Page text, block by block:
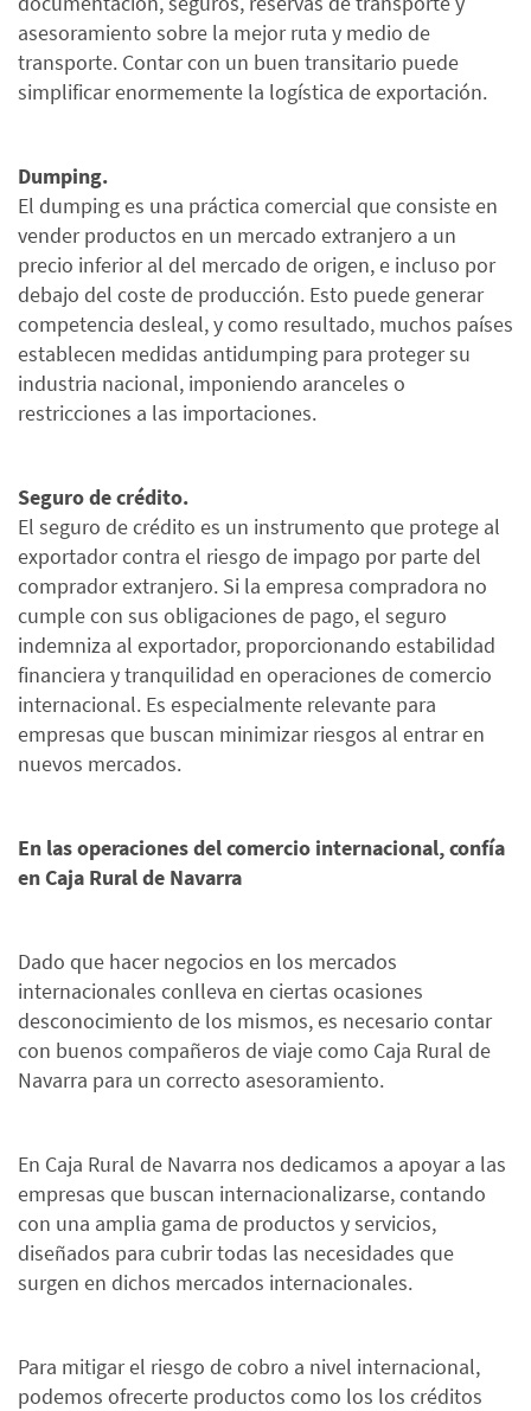
asesoramiento sobre la mejor ruta y medio de
transporte. Contar con un buen transitario puede
simplificar enormemente la logística de exportación.
Dumping.
El dumping es una práctica comercial que consiste en
vender productos en un mercado extranjero a un
precio inferior al del mercado de origen, e incluso por
debajo del coste de producción. Esto puede generar
competencia desleal, y como resultado, muchos países
establecen medidas antidumping para proteger su
industria nacional, imponiendo aranceles o
restricciones a las importaciones.
Seguro de crédito.
El seguro de crédito es un instrumento que protege al
exportador contra el riesgo de impago por parte del
comprador extranjero. Si la empresa compradora no
cumple con sus obligaciones de pago, el seguro
indemniza al exportador, proporcionando estabilidad
financiera y tranquilidad en operaciones de comercio
internacional. Es especialmente relevante para
empresas que buscan minimizar riesgos al entrar en
nuevos mercados.
En las operaciones del comercio internacional, confía
en Caja Rural de Navarra
Dado que hacer negocios en los mercados
internacionales conlleva en ciertas ocasiones
desconocimiento de los mismos, es necesario contar
con buenos compañeros de viaje como Caja Rural de
Navarra para un correcto asesoramiento.
En Caja Rural de Navarra nos dedicamos a apoyar a las
empresas que buscan internacionalizarse, contando
con una amplia gama de productos y servicios,
diseñados para cubrir todas las necesidades que
surgen en dichos mercados internacionales.
Para mitigar el riesgo de cobro a nivel internacional,
podemos ofrecerte productos como los los créditos